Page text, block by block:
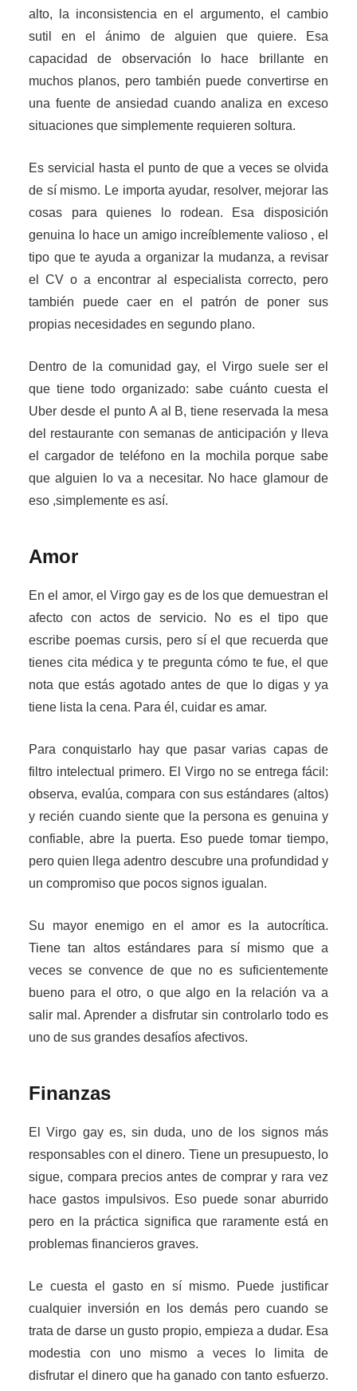
alto, la inconsistencia en el argumento, el cambio
sutil en el ánimo de alguien que quiere. Esa
capacidad de observación lo hace brillante en
muchos planos, pero también puede convertirse en
una fuente de ansiedad cuando analiza en exceso
situaciones que simplemente requieren soltura.
Es servicial hasta el punto de que a veces se olvida
de sí mismo. Le importa ayudar, resolver, mejorar las
cosas para quienes lo rodean. Esa disposición
genuina lo hace un amigo increíblemente valioso , el
tipo que te ayuda a organizar la mudanza, a revisar
el CV o a encontrar al especialista correcto, pero
también puede caer en el patrón de poner sus
propias necesidades en segundo plano.
Dentro de la comunidad gay, el Virgo suele ser el
que tiene todo organizado: sabe cuánto cuesta el
Uber desde el punto A al B, tiene reservada la mesa
del restaurante con semanas de anticipación y lleva
el cargador de teléfono en la mochila porque sabe
que alguien lo va a necesitar. No hace glamour de
eso ,simplemente es así.
Amor
En el amor, el Virgo gay es de los que demuestran el
afecto con actos de servicio. No es el tipo que
escribe poemas cursis, pero sí el que recuerda que
tienes cita médica y te pregunta cómo te fue, el que
nota que estás agotado antes de que lo digas y ya
tiene lista la cena. Para él, cuidar es amar.
Para conquistarlo hay que pasar varias capas de
filtro intelectual primero. El Virgo no se entrega fácil:
observa, evalúa, compara con sus estándares (altos)
y recién cuando siente que la persona es genuina y
confiable, abre la puerta. Eso puede tomar tiempo,
pero quien llega adentro descubre una profundidad y
un compromiso que pocos signos igualan.
Su mayor enemigo en el amor es la autocrítica.
Tiene tan altos estándares para sí mismo que a
veces se convence de que no es suficientemente
bueno para el otro, o que algo en la relación va a
salir mal. Aprender a disfrutar sin controlarlo todo es
uno de sus grandes desafíos afectivos.
Finanzas
El Virgo gay es, sin duda, uno de los signos más
responsables con el dinero. Tiene un presupuesto, lo
sigue, compara precios antes de comprar y rara vez
hace gastos impulsivos. Eso puede sonar aburrido
pero en la práctica significa que raramente está en
problemas financieros graves.
Le cuesta el gasto en sí mismo. Puede justificar
cualquier inversión en los demás pero cuando se
trata de darse un gusto propio, empieza a dudar. Esa
modestia con uno mismo a veces lo limita de
disfrutar el dinero que ha ganado con tanto esfuerzo.